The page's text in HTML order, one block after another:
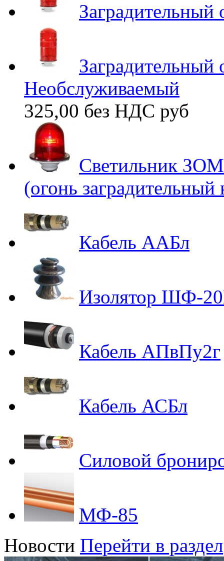
Необслуживаемый
325,00 без НДС руб
Светильник
(огонь
Кабель ААБл
Изолятор ШФ-
Кабель АПвПу2г
Кабель АСБл
Силовой
МФ-85
Новости Перейти в раздел